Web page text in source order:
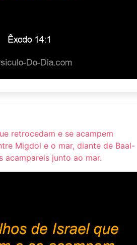
retrocedam e se acampem
Migdol e o mar, diante de Baal-
acampareis junto ao mar.